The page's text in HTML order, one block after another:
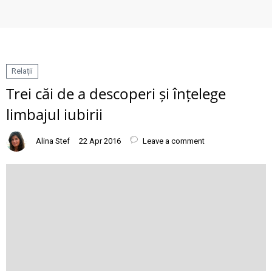
Relații
Trei căi de a descoperi și înțelege
limbajul iubirii
Alina Stef 22 Apr 2016 Leave a comment